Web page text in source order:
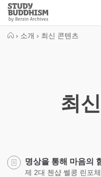
Close
Study
Buddhism
› 소개 › 최신 콘텐츠
최
명상을 통해 마음의
제 2대 첸샵 쎌콩 린포체